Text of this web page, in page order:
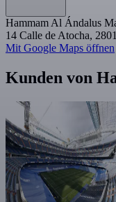
Hammam Al Ándalus
14 Calle de Atocha,
Mit Google Maps öffnen
Kunden von